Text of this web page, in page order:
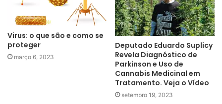
Virus: o que são e como se
proteger
março 6, 2023
Deputado Eduardo Suplicy
Revela Diagnóstico de
Parkinson e Uso de
Cannabis Medicinal em
Tratamento. Veja o Vídeo
setembro 19, 2023